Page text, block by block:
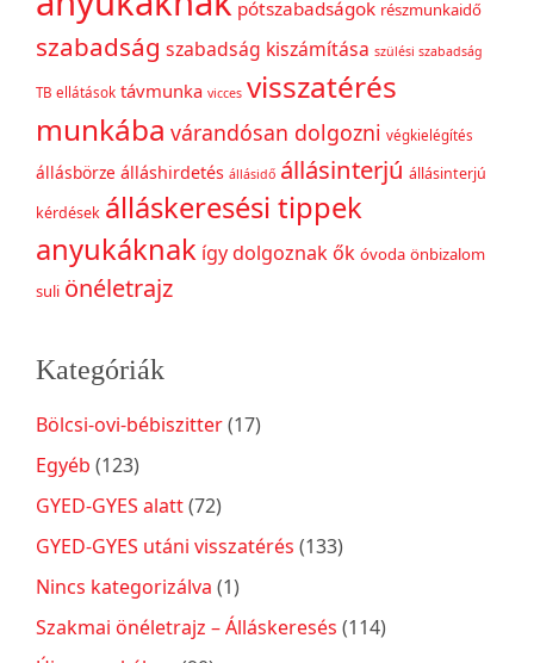
pótszabadságok részmunkaidő
szabadság szabadság kiszámítása szülési szabadság
TB ellátások távmunka vicces visszatérés
munkába várandósan dolgozni végkielégítés
állásbörze álláshirdetés állásidő állásinterjú állásinterjú
kérdések álláskeresési tippek
anyukáknak így dolgoznak ők óvoda önbizalom
suli önéletrajz
Kategóriák
Bölcsi-ovi-bébiszitter(17)
Egyéb (123)
GYED-GYES alatt(72)
GYED-GYES utáni visszatérés (133)
Nincs kategorizálva (1)
Szakmai önéletrajz – Álláskeresés (114)